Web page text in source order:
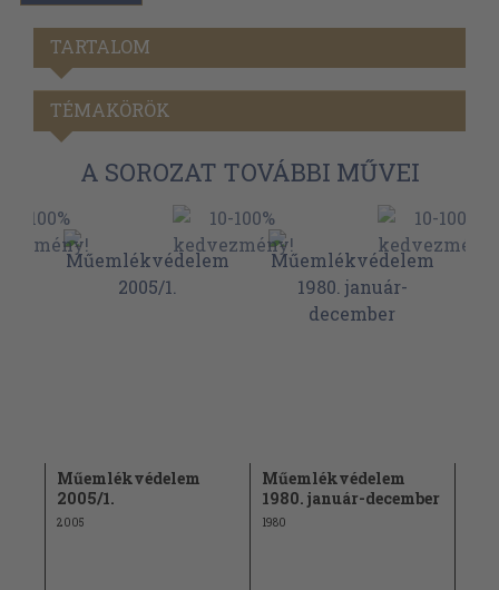
TARTALOM
TÉMAKÖRÖK
A SOROZAT TOVÁBBI MŰVEI
Műemlékvédelem
2005/1.
2005
Műemlékvédelem
1980. január-december
1980